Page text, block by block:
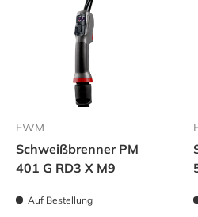
EWM
Schweißbrenner PM
401 G RD3 X M9
Auf Bestellung